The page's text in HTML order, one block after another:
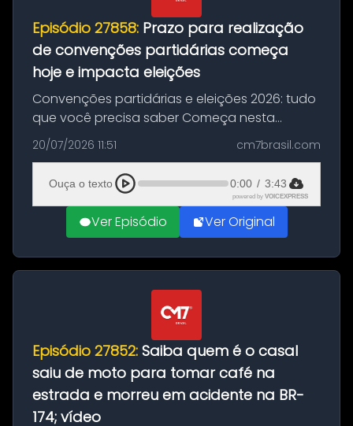
Episódio 27858: Prazo para realização
de convenções partidárias começa
hoje e impacta eleições
Convenções partidárias e eleições 2026: tudo
que você precisa saber Começa nesta
segunda-feira e vai até 5 de agosto o prazo
para que partidos políticos e federações
partidárias realizem suas convençõ...
20/07/2026 11:51 cm7brasil.com
Ouça o texto 0:00 / 3:43
powered by VOICEXPRESS
Ver Episódio Ver Original
Episódio 27852: Saiba quem é o casal
saiu de moto para tomar café na
estrada e morreu em acidente na BR-
174; vídeo